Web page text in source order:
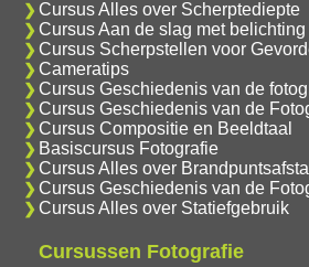
Cursus Alles over Scherptediepte
Cursus Aan de slag met belichting
Cursus Scherpstellen voor
Cameratips
Cursus Geschiedenis van de
Cursus Geschiedenis van de
Cursus Compositie en Beeldtaal
Basiscursus Fotografie
Cursus Alles over
Cursus Geschiedenis van de
Cursus Alles over Statiefgebruik
Cursussen Fotografie